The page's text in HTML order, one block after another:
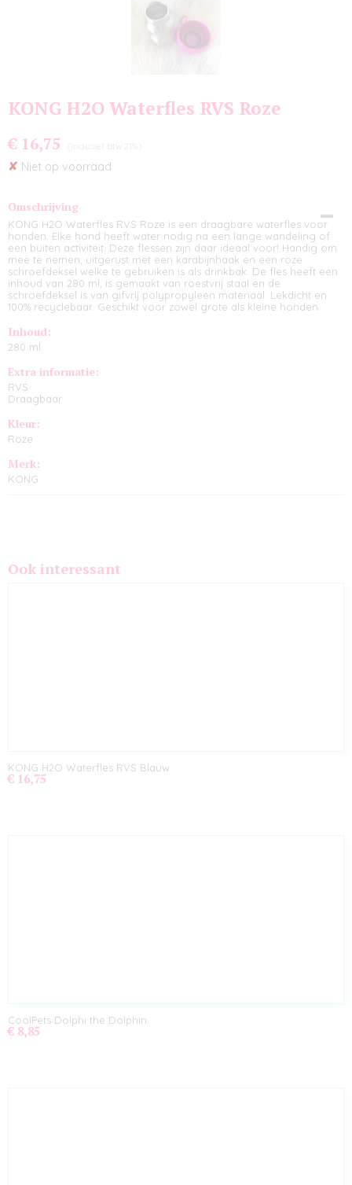
KONG H2O Waterfles RVS Roze
€ 16,75 (inclusief btw 21%)
✘ Niet op voorraad
Omschrijving
KONG H2O Waterfles RVS Roze is een draagbare waterfles voor
honden. Elke hond heeft water nodig na een lange wandeling of
een buiten activiteit. Deze flessen zijn daar ideaal voor! Handig om
mee te nemen, uitgerust met een karabijnhaak en een roze
schroefdeksel welke te gebruiken is als drinkbak. De fles heeft een
inhoud van 280 ml, is gemaakt van roestvrij staal en de
schroefdeksel is van gifvrij polypropyleen materiaal. Lekdicht en
100% recyclebaar. Geschikt voor zowel grote als kleine honden.
Inhoud:
280 ml
Extra informatie:
RVS
Draagbaar
Kleur:
Roze
Merk:
KONG
Ook interessant
KONG H2O Waterfles RVS Blauw
€ 16,75
CoolPets Dolphi the Dolphin
€ 8,85